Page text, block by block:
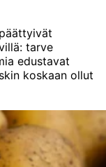
tarve
edustavat
koskaan ollut